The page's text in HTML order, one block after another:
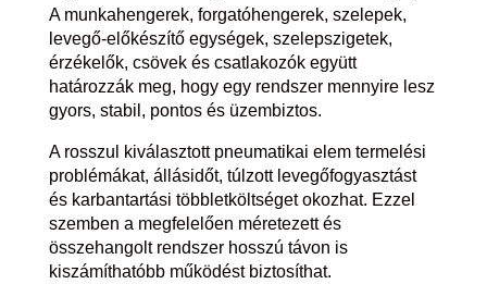
A munkahengerek, forgatóhengerek, szelepek,
levegő-előkészítő egységek, szelepszigetek,
érzékelők, csövek és csatlakozók együtt
határozzák meg, hogy egy rendszer mennyire lesz
gyors, stabil, pontos és üzembiztos.
A rosszul kiválasztott pneumatikai elem termelési
problémákat, állásidőt, túlzott levegőfogyasztást
és karbantartási többletköltséget okozhat. Ezzel
szemben a megfelelően méretezett és
összehangolt rendszer hosszú távon is
kiszámíthatóbb működést biztosíthat.